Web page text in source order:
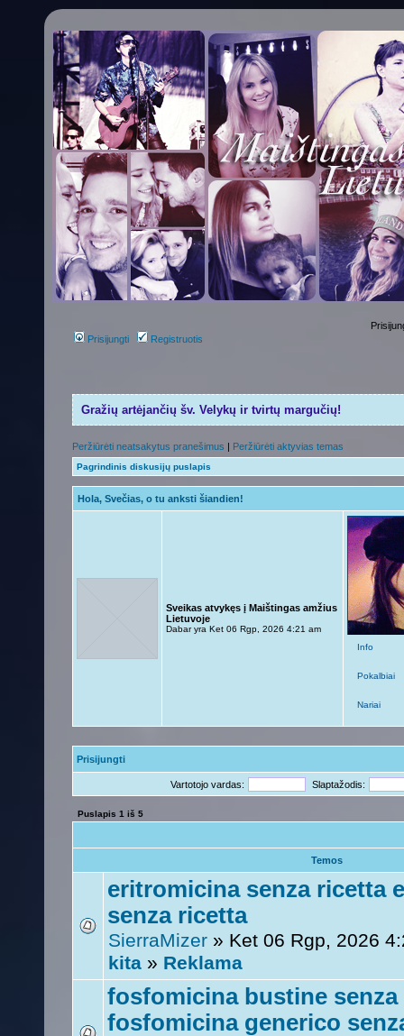
Prisijungti Registruotis
Gražių artėjančių šv. Velykų ir tvirtų margučių!
Peržiūrėti neatsakytus pranešimus | Peržiūrėti aktyvias temas
Pagrindinis diskusijų puslapis
Hola, Svečias, o tu anksti šiandien!
Sveikas atvykęs į Maištingas amžius
Lietuvoje
Dabar yra Ket 06 Rgp, 2026 4:21 am
Info
Pokalbiai
Nariai
Prisijungti
Vartotojo vardas: Slaptažodis:
Puslapis 1 iš 5
Temos
eritromicina senza ricetta
senza ricetta
SierraMizer » Ket 06 Rgp, 2026
kita » Reklama
fosfomicina bustine senza
fosfomicina generico